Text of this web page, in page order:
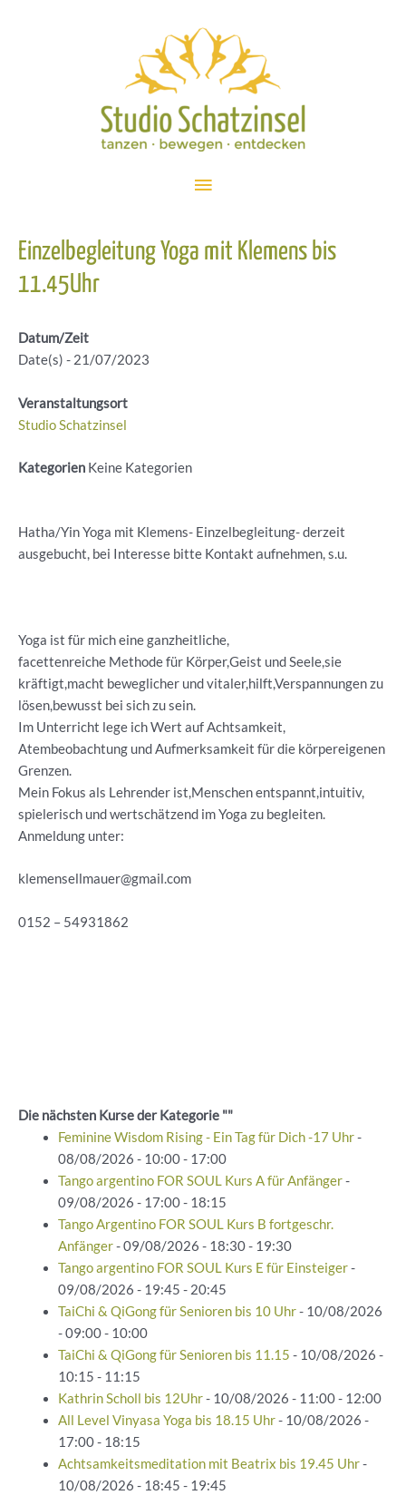
Hauptmenü
Einzelbegleitung Yoga mit Klemens bis
11.45Uhr
Datum/Zeit
Date(s) - 21/07/2023
Veranstaltungsort
Studio Schatzinsel
Kategorien Keine Kategorien
Hatha/Yin Yoga mit Klemens- Einzelbegleitung- derzeit
ausgebucht, bei Interesse bitte Kontakt aufnehmen, s.u.
Yoga ist für mich eine ganzheitliche,
facettenreiche Methode für Körper,Geist und Seele,sie
kräftigt,macht beweglicher und vitaler,hilft,Verspannungen zu
lösen,bewusst bei sich zu sein.
Im Unterricht lege ich Wert auf Achtsamkeit,
Atembeobachtung und Aufmerksamkeit für die körpereigenen
Grenzen.
Mein Fokus als Lehrender ist,Menschen entspannt,intuitiv,
spielerisch und wertschätzend im Yoga zu begleiten.
Anmeldung unter:
klemensellmauer@gmail.com
0152 – 54931862
Die nächsten Kurse der Kategorie ""
Feminine Wisdom Rising - Ein Tag für Dich -17 Uhr-
08/08/2026 - 10:00 - 17:00
Tango argentino FOR SOUL Kurs A für Anfänger-
09/08/2026 - 17:00 - 18:15
Tango Argentino FOR SOUL Kurs B fortgeschr.
Anfänger- 09/08/2026 - 18:30 - 19:30
Tango argentino FOR SOUL Kurs E für Einsteiger-
09/08/2026 - 19:45 - 20:45
TaiChi & QiGong für Senioren bis 10 Uhr- 10/08/2026
- 09:00 - 10:00
TaiChi & QiGong für Senioren bis 11.15 - 10/08/2026 -
10:15 - 11:15
Kathrin Scholl bis 12Uhr- 10/08/2026 - 11:00 - 12:00
All Level Vinyasa Yoga bis 18.15 Uhr- 10/08/2026 -
17:00 - 18:15
Achtsamkeitsmeditation mit Beatrix bis 19.45 Uhr-
10/08/2026 - 18:45 - 19:45